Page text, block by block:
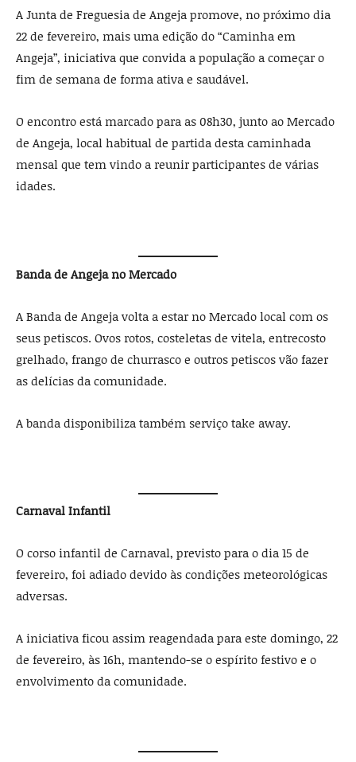
A Junta de Freguesia de Angeja promove, no próximo dia
22 de fevereiro, mais uma edição do “Caminha em
Angeja”, iniciativa que convida a população a começar o
fim de semana de forma ativa e saudável.
O encontro está marcado para as 08h30, junto ao Mercado
de Angeja, local habitual de partida desta caminhada
mensal que tem vindo a reunir participantes de várias
idades.
Banda de Angeja no Mercado
A Banda de Angeja volta a estar no Mercado local com os
seus petiscos. Ovos rotos, costeletas de vitela, entrecosto
grelhado, frango de churrasco e outros petiscos vão fazer
as delícias da comunidade.
A banda disponibiliza também serviço take away.
Carnaval Infantil
O corso infantil de Carnaval, previsto para o dia 15 de
fevereiro, foi adiado devido às condições meteorológicas
adversas.
A iniciativa ficou assim reagendada para este domingo, 22
de fevereiro, às 16h, mantendo-se o espírito festivo e o
envolvimento da comunidade.